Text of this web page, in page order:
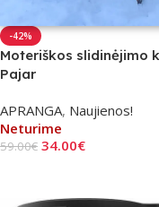
-42%
Moteriškos slidinėjimo
Pajar
APRANGA, Naujienos!
Neturime
59.00€ 34.00€